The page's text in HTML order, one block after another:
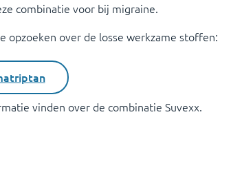
combinatie voor bij migraine.
opzoeken over de losse werkzame stoffen:
vinden over de combinatie Suvexx.